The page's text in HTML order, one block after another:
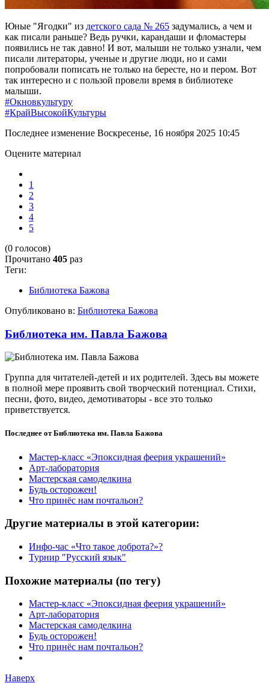
Юные "Ягодки" из детского сада № 265 задумались, а чем и
как писали раньше? Ведь ручки, карандаши и фломастеры
появились не так давно! И вот, малыши не только узнали, чем
писали литераторы, ученые и другие люди, но и сами
попробовали пописать не только на бересте, но и пером. Вот
так интересно и с пользой провели время в библиотеке
малыши.
#Окновкультуру
#КрайВысокойКультуры
Последнее изменение Воскресенье, 16 ноября 2025 10:45
Оцените материал
1
2
3
4
5
(0 голосов)
Прочитано 405 раз
Теги:
Библиотека Бажова
Опубликовано в: Библиотека Бажова
Библиотека им. Павла Бажова
Группа для читателей-детей и их родителей. Здесь вы можете
в полной мере проявить свой творческий потенциал. Стихи,
песни, фото, видео, демотиваторы - все это только
приветствуется.
Последнее от Библиотека им. Павла Бажова
Мастер-класс «Эпоксидная феерия украшений»
Арт-лаборатория
Мастерская самоделкина
Будь осторожен!
Что принёс нам почтальон?
Другие материалы в этой категории:
Инфо-час «Что такое доброта?»?
Турнир "Русский язык"
Похожие материалы (по тегу)
Мастер-класс «Эпоксидная феерия украшений»
Арт-лаборатория
Мастерская самоделкина
Будь осторожен!
Что принёс нам почтальон?
Наверх